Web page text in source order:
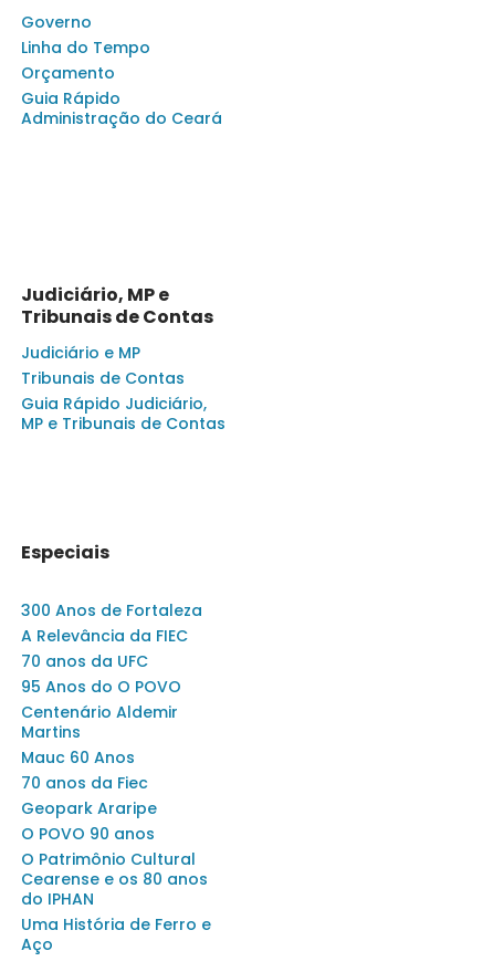
Governo
Linha do Tempo
Orçamento
Guia Rápido
Administração do Ceará
Judiciário, MP e
Tribunais de Contas
Judiciário e MP
Tribunais de Contas
Guia Rápido Judiciário,
MP e Tribunais de Contas
Especiais
300 Anos de Fortaleza
A Relevância da FIEC
70 anos da UFC
95 Anos do O POVO
Centenário Aldemir
Martins
Mauc 60 Anos
70 anos da Fiec
Geopark Araripe
O POVO 90 anos
O Patrimônio Cultural
Cearense e os 80 anos
do IPHAN
Uma História de Ferro e
Aço